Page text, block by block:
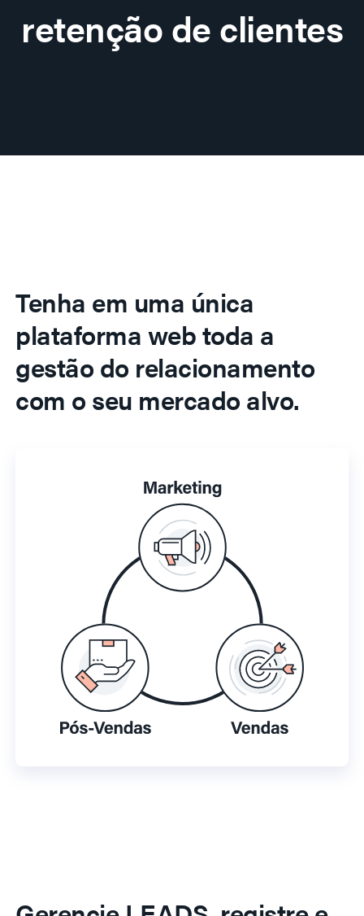
retenção de clientes
Tenha em uma única
plataforma web toda a
gestão do relacionamento
com o seu mercado alvo.